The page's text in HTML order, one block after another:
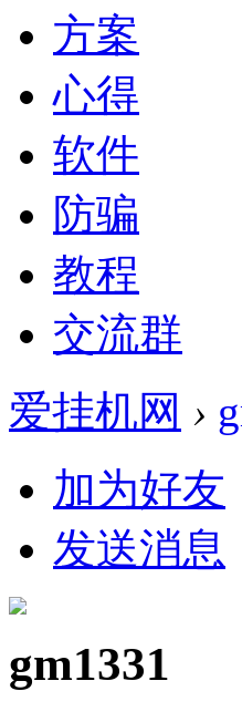
方案
心得
软件
防骗
教程
交流群
爱挂机网 ›
加为好友
发送消息
gm1331